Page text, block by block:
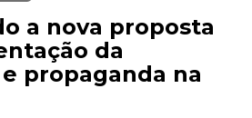
a nova proposta
da
propaganda na